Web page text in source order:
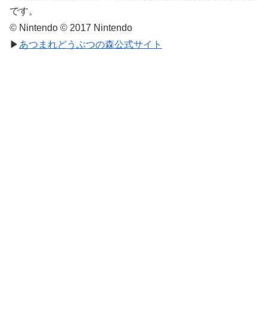
です。
© Nintendo © 2017 Nintendo
▶ あつまれどうぶつの森公式サイト